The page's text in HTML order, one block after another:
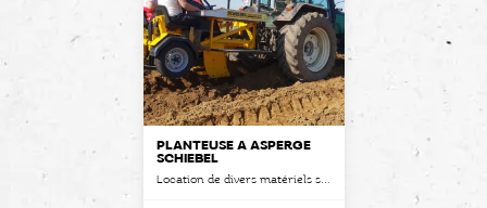
PLANTEUSE À ASPERGE
SCHIEBEL
Location de divers matériels spécifiques